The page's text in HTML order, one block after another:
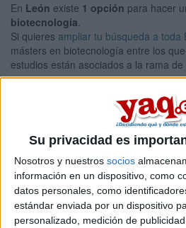
Su privacidad es
Nosotros y nuestros socios
información en un dispositivo, como
datos personales, como
estándar enviada por un dispositivo
personalizado, medición de
En León existe 1 opción para hacer
biotecnología.
Si quieres ampliar tu búsqueda a toda
másters en biotecnología entre los
estudios están asociados a la rama
Investigación en
UNIVERSIDAD DE LEóN (Universidad
Tipo: Máster
Pídeles
Seleccionar por